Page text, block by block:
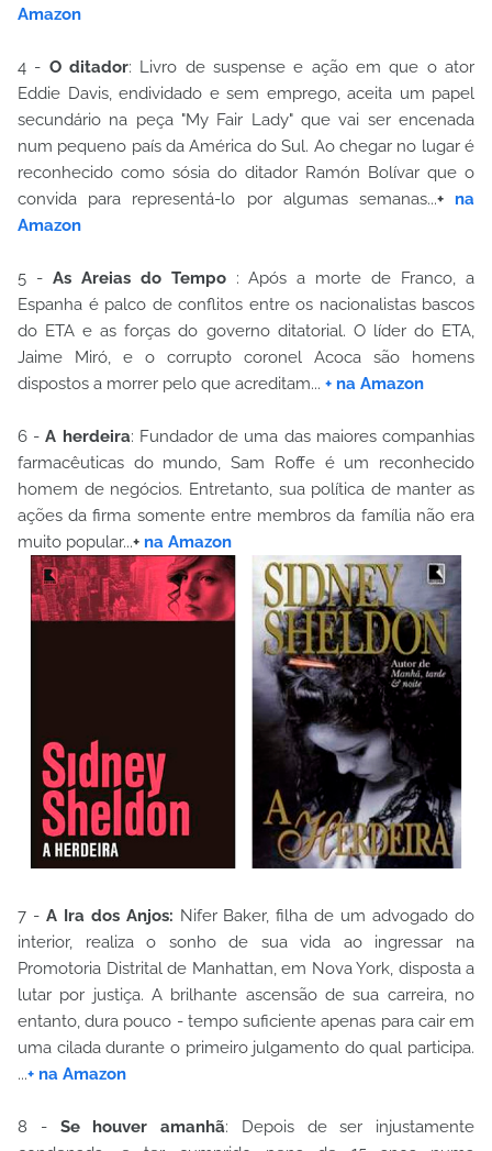
Amazon
4 - O ditador: Livro de suspense e ação em que o ator
Eddie Davis, endividado e sem emprego, aceita um papel
secundário na peça "My Fair Lady" que vai ser encenada
num pequeno país da América do Sul. Ao chegar no lugar é
reconhecido como sósia do ditador Ramón Bolívar que o
convida para representá-lo por algumas semanas...+ na
Amazon
5 - As Areias do Tempo: Após a morte de Franco, a
Espanha é palco de conflitos entre os nacionalistas bascos
do ETA e as forças do governo ditatorial. O líder do ETA,
Jaime Miró, e o corrupto coronel Acoca são homens
dispostos a morrer pelo que acreditam... + na Amazon
6 -A herdeira: Fundador de uma das maiores companhias
farmacêuticas do mundo, Sam Roffe é um reconhecido
homem de negócios. Entretanto, sua política de manter as
ações da firma somente entre membros da família não era
muito popular...+ na Amazon
7 - A Ira dos Anjos: Nifer Baker, filha de um advogado do
interior, realiza o sonho de sua vida ao ingressar na
Promotoria Distrital de Manhattan, em Nova York, disposta a
lutar por justiça. A brilhante ascensão de sua carreira, no
entanto, dura pouco - tempo suficiente apenas para cair em
uma cilada durante o primeiro julgamento do qual participa.
...+ na Amazon
8 - Se houver amanhã: Depois de ser injustamente